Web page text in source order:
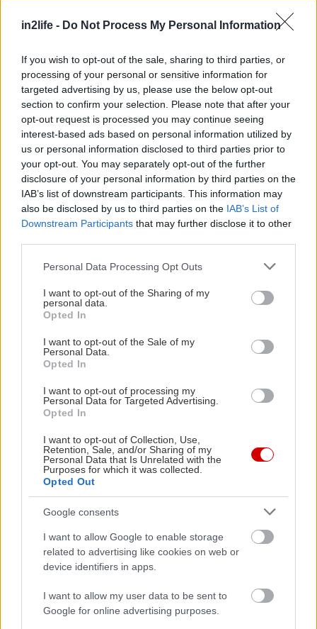
in2life - Do Not Process My Personal Information
If you wish to opt-out of the sale, sharing to third parties, or
processing of your personal or sensitive information for
targeted advertising by us, please use the below opt-out
section to confirm your selection. Please note that after your
opt-out request is processed you may continue seeing
interest-based ads based on personal information utilized by
us or personal information disclosed to third parties prior to
your opt-out. You may separately opt-out of the further
disclosure of your personal information by third parties on the
IAB’s list of downstream participants. This information may
also be disclosed by us to third parties on the IAB’s List of
Downstream Participants that may further disclose it to other
Please note that this website/app uses one or more Google
not limited to your visit or usage behaviour. You may click to
grant or deny consent to Google and its third-party tags to
use your data for below specified purposes in below Google
consent section.
Personal Data Processing Opt Outs
I want to opt-out of the Sharing of my
personal data.
Opted In
I want to opt-out of the Sale of my
Personal Data.
Opted In
I want to opt-out of processing my
Personal Data for Targeted Advertising.
Opted In
I want to opt-out of Collection, Use,
Retention, Sale, and/or Sharing of my
Personal Data that Is Unrelated with the
Purposes for which it was collected.
Opted Out
Google consents
I want to allow Google to enable storage
related to advertising like cookies on web or
device identifiers in apps.
I want to allow my user data to be sent to
Google for online advertising purposes.